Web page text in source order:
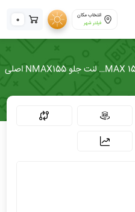
انتخاب مکان
فیلتر شهر
0
لوازم یدکی ان مکس 155(NMAX 155) لنت جلو NMAX155 اصلی